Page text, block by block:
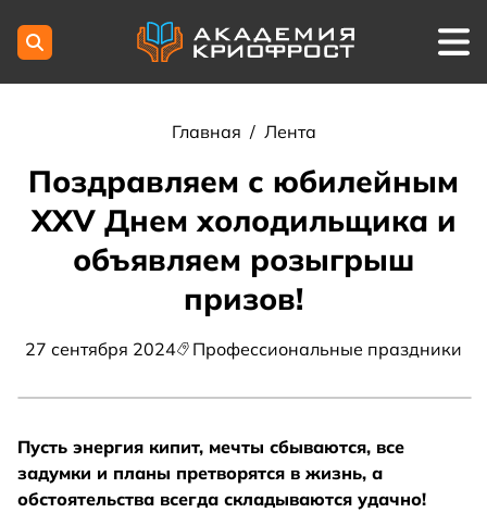
Главная / Лента
Поздравляем с юбилейным
XXV Днем холодильщика и
объявляем розыгрыш
призов!
27 сентября 2024 Профессиональные праздники
Пусть энергия кипит, мечты сбываются, все
задумки и планы претворятся в жизнь, а
обстоятельства всегда складываются удачно!